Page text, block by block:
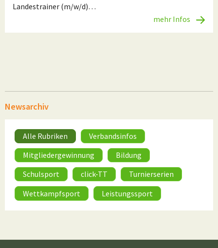
Landestrainer (m/w/d)…
mehr Infos
Newsarchiv
Alle Rubriken
Verbandsinfos
Mitgliedergewinnung
Bildung
Schulsport
click-TT
Turnierserien
Wettkampfsport
Leistungssport